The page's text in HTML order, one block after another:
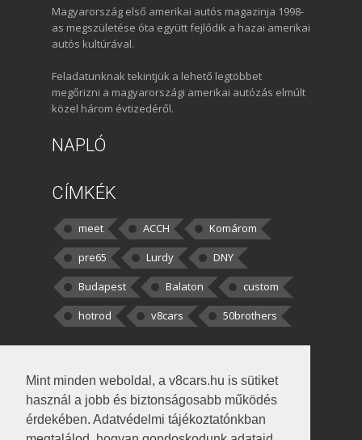
Mint minden weboldal, a v8cars.hu is sütiket
használ a jobb és biztonságosabb működés
érdekében. Adatvédelmi tájékoztatónkban
Magyarország első amerikai autós magazinja 1998-
as megszületése óta együtt fejlődik a hazai amerikai
autós kultúrával.
Feladatunknak tekintjük a lehető legtöbbet
megőrizni a magyarországi amerikai autózás elmúlt
közel három évtizedéről.
NAPLÓ
CÍMKÉK
meet ACCH
Komárom
pre65
Lurdy
DNY
Budapest
Balaton
custom
hotrod
v8cars 50brothers
kortisz:Elszúrtam! Én csak két
darabbaal számoltam. Nem tudtam, hogy fél autót,